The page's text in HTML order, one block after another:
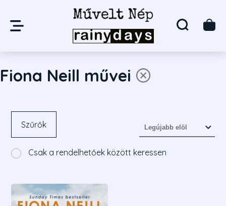
Fiona Neill művei
Szűrők
Csak a rendelhetőek között keressen